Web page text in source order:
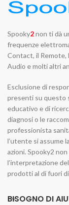
Spooky2non ti dà
frequenze
Contact, il Remote,
Audio e molti altri
Esclusione di
presenti su questo
educativo e di
diagnosi o le
professionista
l’utente si assume
azioni. Spooky2
l’interpretazione
prodotti al di fuori
BISOGNO DI